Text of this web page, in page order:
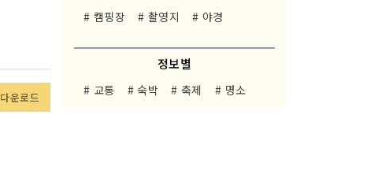
# 캠핑장
# 촬영지 # 야경
정보별
# 교통 # 숙박 # 축제 # 명소
다운로드